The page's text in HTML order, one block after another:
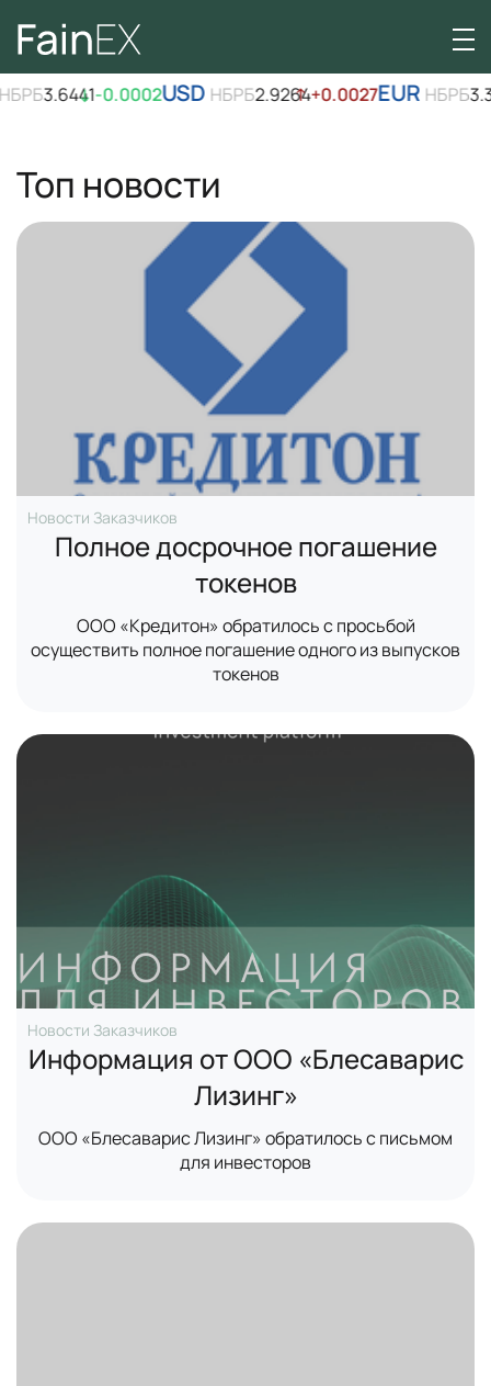
3.6441
↓-0.0002USDНБРБ2.9264
↑+0.0027EURНБРБ3.3767
↑
Топ новости
Новости Заказчиков
Полное досрочное погашение
токенов
ООО «Кредитон» обратилось с просьбой
осуществить полное погашение одного из выпусков
токенов
Новости Заказчиков
Информация от ООО «Блесаварис
Лизинг»
ООО «Блесаварис Лизинг» обратилось с письмом
для инвесторов